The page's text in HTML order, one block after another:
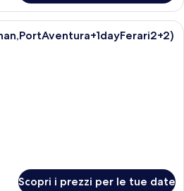
Una camera d'albergo con due letti,
Scopri i prezzi per le tue date